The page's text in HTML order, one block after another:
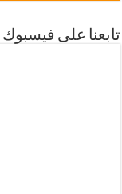
تابعنا على فيسبوك